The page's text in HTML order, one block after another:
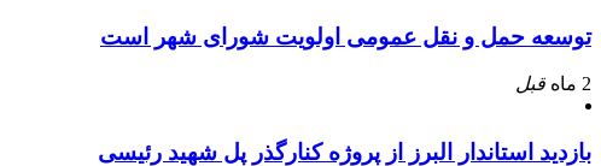
توسعه حمل و نقل عمومی اولویت شورای شهر است
2 ماه قبل
بازدید استاندار البرز از پروژه کنارگذر پل شهید رئیسی